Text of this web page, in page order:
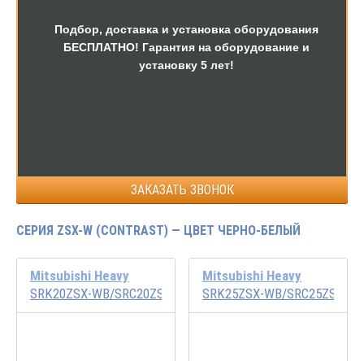
Подбор, доставка и установка оборудования
БЕСПЛАТНО! Гарантия на оборудование и
установку 5 лет!
ЗАКАЗАТЬ ЗВОНОК
СЕРИЯ ZSX-W (CONTRAST) — ЦВЕТ ЧЕРНО-БЕЛЫЙ
Mitsubishi Heavy
SRK20ZSX-WB/SRC20ZSX-W
Mitsubishi Heavy
SRK25ZSX-WB/SRC25ZSX-W